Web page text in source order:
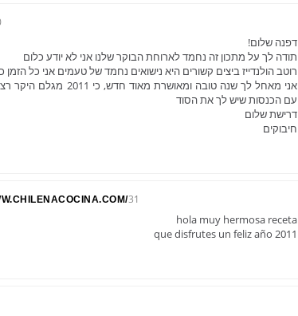
30
דפנה שלום!
תודה לך על מתכון זה נחמד לארוחת הבוקר שלנו אני לא יודע כלום
רוטב הולנדייז ביצים קשורים היא נישואים נחמד של טעמים אני כל
אני מאחל לך שנה טובה
עם הכנסות שיש לך את הסוד
דרישת שלום
חיבוקים
31 בדצמבר 2010 בשעה 0:34
hola muy hermosa receta
que disfrutes un feliz año 2011